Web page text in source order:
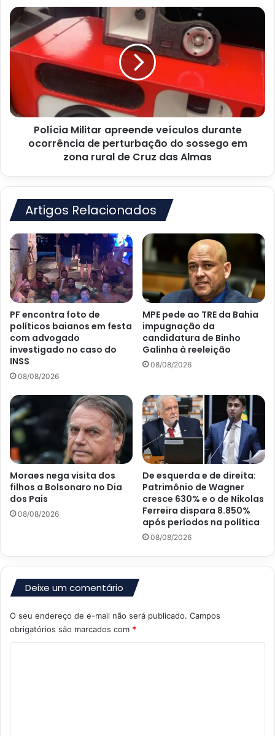
Polícia
Militar
apreende
veículos
durante
ocorrência
de
perturbação
do
sossego
das
Almas
Polícia Militar apreende veículos durante
ocorrência de perturbação do sossego em
zona rural de Cruz das Almas
Artigos Relacionados
PF encontra foto de
políticos baianos em festa
com advogado
investigado no caso do
INSS
08/08/2026
MPE pede ao TRE da Bahia
impugnação da
candidatura de Binho
Galinha à reeleição
08/08/2026
Moraes nega visita dos
filhos a Bolsonaro no Dia
dos Pais
08/08/2026
De esquerda e de direita:
Patrimônio de Wagner
cresce 630% e o de Nikolas
Ferreira dispara 8.850%
após períodos na política
08/08/2026
Deixe um comentário
O seu endereço de e-mail não será publicado. Campos
obrigatórios são marcados com *